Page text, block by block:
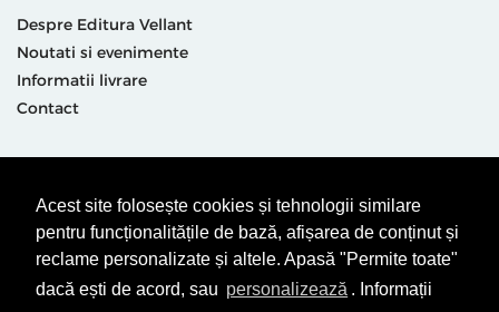
Acest site folosește cookies și tehnologii similare
pentru funcționalitățile de bază, afișarea de conținut și
reclame personalizate și altele. Apasă "Permite toate"
dacă ești de acord, sau personalizează . Informații
Despre Editura Vellant
Noutati si evenimente
Informatii livrare
Contact